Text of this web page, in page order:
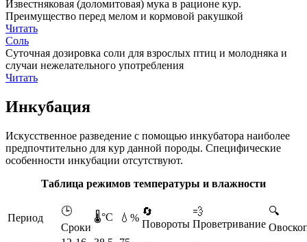
Известняковая (доломитовая) мука в рационе кур.
Преимущество перед мелом и кормовой ракушкой
Читать
Соль
Суточная дозировка соли для взрослых птиц и молодняка и
случаи нежелательного употребления
Читать
Инкубация
Искусственное разведение с помощью инкубатора наиболее
предпочтительно для кур данной породы. Специфические
особенности инкубации отсутствуют.
Таблица режимов температуры и влажности
Период
🕒
Сроки
🌡️°С 💧%
🔄
Повороты
💨
Проветривание
🔍